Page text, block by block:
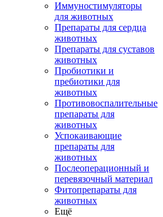
Иммуностимуляторы
для животных
Препараты для сердца
животных
Препараты для суставов
животных
Пробиотики и
пребиотики для
животных
Противовоспалительные
препараты для
животных
Успокаивающие
препараты для
животных
Послеоперационный и
перевязочный материал
Фитопрепараты для
животных
Ещё